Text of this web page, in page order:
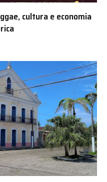
cultura e economia